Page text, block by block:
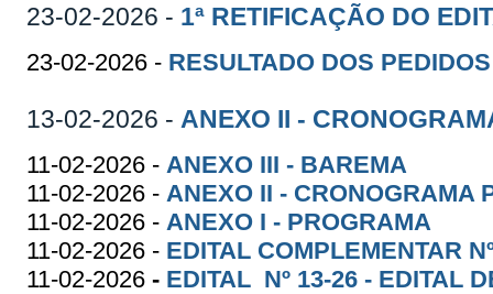
23-02-2026 - 1ª RETIFICAÇÃO DO
23-02-2026 - RESULTADO DOS
13-02-2026 -ANEXO II -
11-02-2026 -ANEXO III - BAREMA
11-02-2026 -ANEXO II - CRONOGRAMA
11-02-2026 -ANEXO I - PROGRAMA
11-02-2026 - EDITAL COMPLEMENTAR
11-02-2026 - EDITAL Nº 13-26 - EDITAL